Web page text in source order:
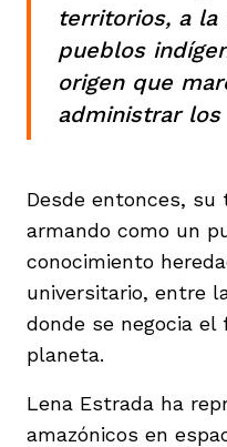
territorios, a
pueblos
origen que
administrar
Desde entonces, su
armando como un
conocimiento
universitario, entre
donde se negocia
planeta.
Lena Estrada ha
amazónicos en